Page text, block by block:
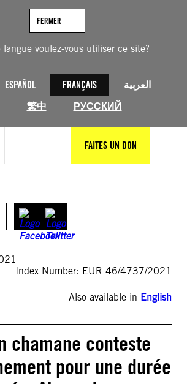
langue voulez-vous utiliser ce site?
ESPAÑOL FRANÇAIS
العربية
繁中 РУССКИЙ
FERMER
FAITES UN DON
Index Number: EUR 46/4737/2021
Also available in English
chamane conteste
pour une durée